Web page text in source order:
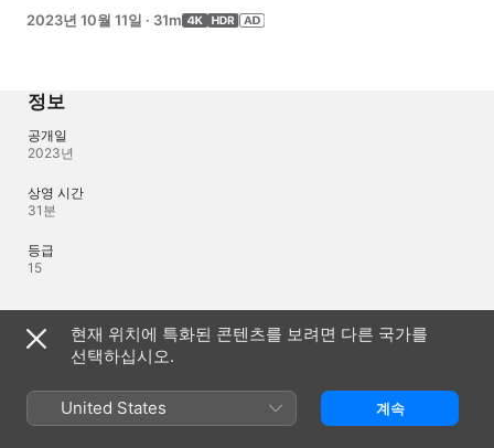
2023년 10월 11일 · 31m
정보
공개일
2023년
상영 시간
31분
등급
15
언어
제작 오디오
오디오
현재 위치에 특화된 콘텐츠를 보려면 다른 국가를
선택하십시오.
United States 계속